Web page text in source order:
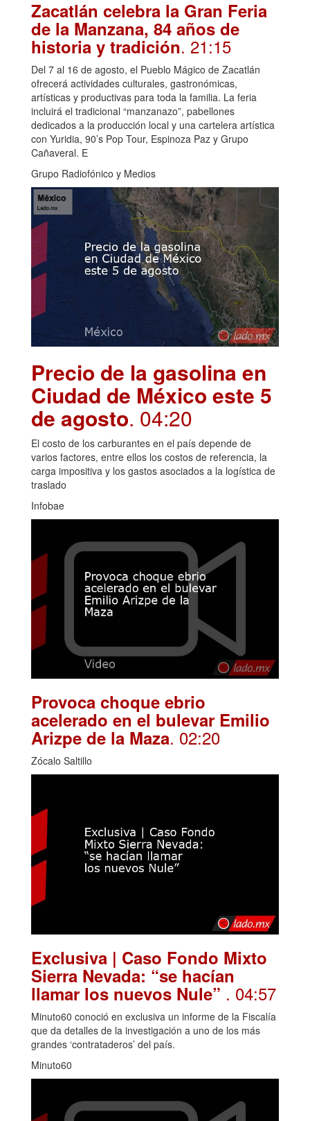
Zacatlán celebra la Gran Feria
de la Manzana, 84 años de
historia y tradición. 21:15
Del 7 al 16 de agosto, el Pueblo Mágico de Zacatlán
ofrecerá actividades culturales, gastronómicas,
artísticas y productivas para toda la familia. La feria
incluirá el tradicional “manzanazo”, pabellones
dedicados a la producción local y una cartelera artística
con Yuridia, 90’s Pop Tour, Espinoza Paz y Grupo
Cañaveral. E
Grupo Radiofónico y Medios
Precio de la gasolina en
Ciudad de México este 5
de agosto. 04:20
El costo de los carburantes en el país depende de
varios factores, entre ellos los costos de referencia, la
carga impositiva y los gastos asociados a la logística de
traslado
Infobae
Provoca choque ebrio
acelerado en el bulevar Emilio
Arizpe de la Maza. 02:20
Zócalo Saltillo
Exclusiva | Caso Fondo Mixto
Sierra Nevada: “se hacían
llamar los nuevos Nule” . 04:57
Minuto60 conoció en exclusiva un informe de la Fiscalía
que da detalles de la investigación a uno de los más
grandes ‘contrataderos’ del país.
Minuto60